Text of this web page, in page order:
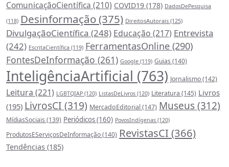
ComunicaçãoCientífica (210) COVID19 (178) DadosDePesquisa
(118) Desinformação (375) DireitosAutorais (125)
DivulgaçãoCientífica (248) Educação (217) Entrevista
(242) EscritaCientífica (119) FerramentasOnline (290)
FontesDeInformação (261) Google (119) Guias (140)
InteligênciaArtificial (763) Jornalismo(142)
Leitura (221) LGBTQIAP (120) ListasDeLivros (120) Literatura (145) Livros
(195) LivrosCI (319) MercadoEditorial(147) Museus(312)
MídiasSociais (139) Periódicos(160) PovosIndígenas (120)
ProdutosEServiçosDeInformação(140) RevistasCI (366)
Tendências (185)